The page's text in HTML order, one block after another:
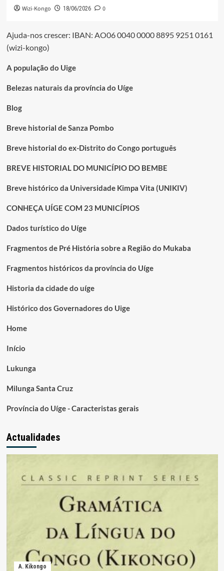
Wizi-Kongo 18/06/2026 0
Ajuda-nos crescer: IBAN: AO06 0040 0000 8895 9251 0161
(wizi-kongo)
A população do Uige
Belezas naturais da província do Uíge
Blog
Breve historial de Sanza Pombo
Breve historial do ex-Distrito do Congo português
BREVE HISTORIAL DO MUNICÍPIO DO BEMBE
Breve histórico da Universidade Kimpa Vita (UNIKIV)
CONHEÇA UÍGE COM 23 MUNICÍPIOS
Dados turístico do Uíge
Fragmentos de Pré História sobre a Região do Mukaba
Fragmentos históricos da província do Uíge
Historia da cidade do uíge
Histórico dos Governadores do Uige
Home
Início
Lukunga
Milunga Santa Cruz
Província do Uíge - Caracteristas gerais
Actualidades
A. Kikongo